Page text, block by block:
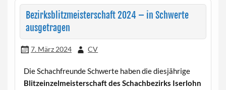
Bezirksblitzmeisterschaft 2024 – in Schwerte
ausgetragen
7. März 2024 CV
Die Schachfreunde Schwerte haben die diesjährige
Blitzeinzelmeisterschaft des Schachbezirks Iserlohn